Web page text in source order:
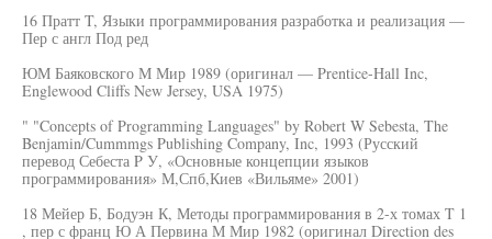
16 Пратт T, Языки программирования разработка и реализация —
Пер с англ Под ред
ЮМ Баяковского М Мир 1989 (оригинал — Prentice-Hall Inc,
Englewood Cliffs New Jersey, USA 1975)
" "Concepts of Programming Languages" by Robert W Sebesta, The
Benjamin/Cummmgs Publishing Company, Inc, 1993 (Русский
перевод Себеста P У, «Основные концепции языков
программирования» М,Спб,Киев «Вильяме» 2001)
18 Мейер Б, Бодуэн К, Методы программирования в 2-х томах T 1
, пер с франц Ю А Первина М Мир 1982 (оригинал Direction des